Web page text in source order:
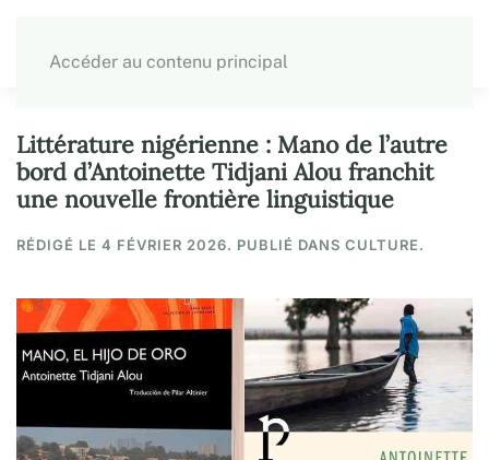
Accéder au contenu principal
Littérature nigérienne : Mano de l’autre
bord d’Antoinette Tidjani Alou franchit
une nouvelle frontière linguistique
RÉDIGÉ LE 4 FÉVRIER 2026. PUBLIÉ DANS CULTURE.